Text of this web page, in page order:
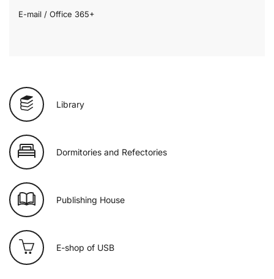
E-mail / Office 365+
Library
Dormitories and Refectories
Publishing House
E-shop of USB